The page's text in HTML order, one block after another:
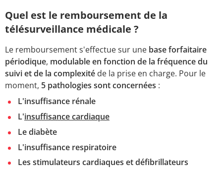
Quel est le remboursement de la
télésurveillance médicale ?
Le remboursement s'effectue sur une base forfaitaire
périodique, modulable en fonction de la fréquence du
suivi et de la complexité de la prise en charge. Pour le
moment, 5 pathologies sont concernées :
L'insuffisance rénale
L'insuffisance cardiaque
Le diabète
L'insuffisance respiratoire
Les stimulateurs cardiaques et défibrillateurs